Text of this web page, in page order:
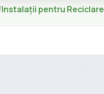
Instalații pentru Reciclare